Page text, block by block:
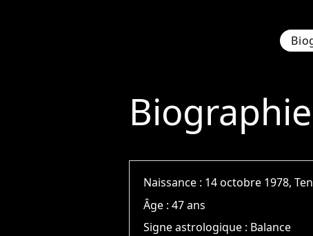
Biographie
Naissance : 14 octobre 1978,
Âge :47 ans
Signe astrologique : Balance